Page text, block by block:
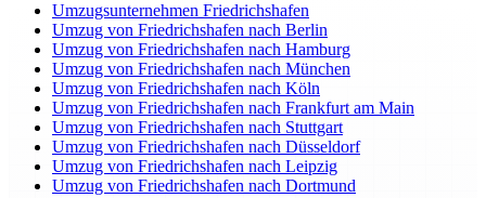
Umzugsunternehmen Friedrichshafen
Umzug von Friedrichshafen nach Berlin
Umzug von Friedrichshafen nach Hamburg
Umzug von Friedrichshafen nach München
Umzug von Friedrichshafen nach Köln
Umzug von Friedrichshafen nach Frankfurt am Main
Umzug von Friedrichshafen nach Stuttgart
Umzug von Friedrichshafen nach Düsseldorf
Umzug von Friedrichshafen nach Leipzig
Umzug von Friedrichshafen nach Dortmund